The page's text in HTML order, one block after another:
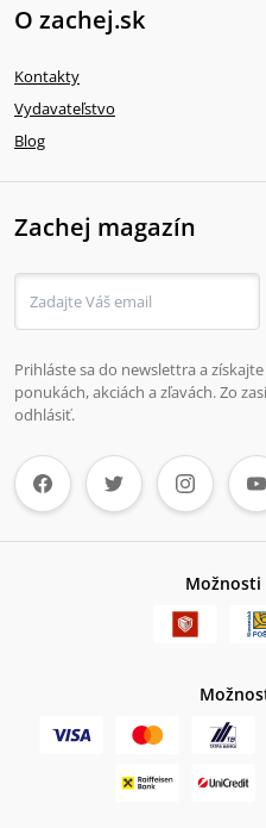
O zachej.sk
Kontakty
Vydavateľstvo
Blog
Zachej magazín
Prihláste sa do newslettra a
ponukách, akciách a zľavách. Zo
odhlásiť.
Možnosti